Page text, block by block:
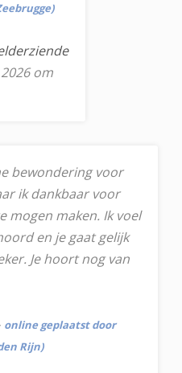
om
bewondering voor
ik dankbaar voor
mogen maken. Ik voel
en je gaat gelijk
Je hoort nog van
online geplaatst door
Rijn)